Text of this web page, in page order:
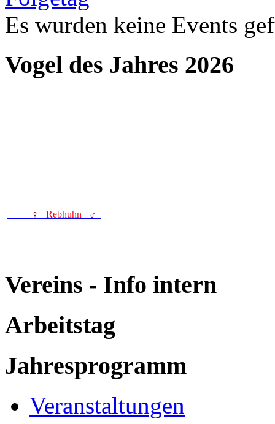
Es wurden keine Events
Vogel des Jahres 2026
♀ Rebhuhn ♂
Vereins - Info intern
Arbeitstag
Jahresprogramm
Veranstaltungen